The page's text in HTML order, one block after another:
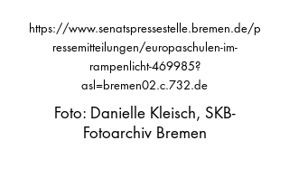
https://www.senatspressestelle.bremen.de/p
ressemitteilungen/europaschulen-im-
rampenlicht-469985?
asl=bremen02.c.732.de
Foto: Danielle Kleisch, SKB-
Fotoarchiv Bremen